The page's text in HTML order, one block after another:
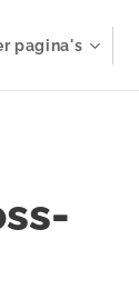
pagina's